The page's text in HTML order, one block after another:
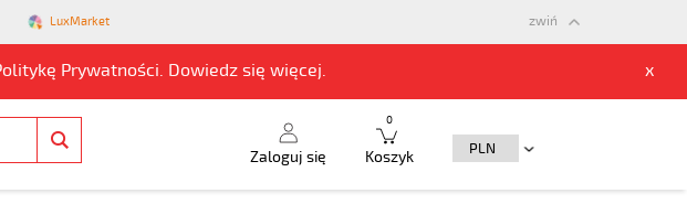
LuxMarket
Prywatności. Dowiedz się więcej. x
zwiń
Zaloguj się Koszyk
0